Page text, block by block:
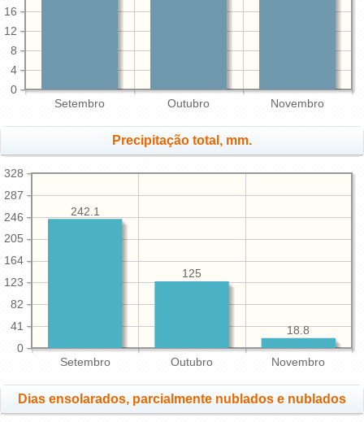
Setembro Outubro Novembro
0
4
8
12
16
Precipitação total, mm.
Setembro Outubro Novembro
0
41
82
123
164
205
246
287
328
18.8
125
242.1
Dias ensolarados, parcialmente nublados e nublados